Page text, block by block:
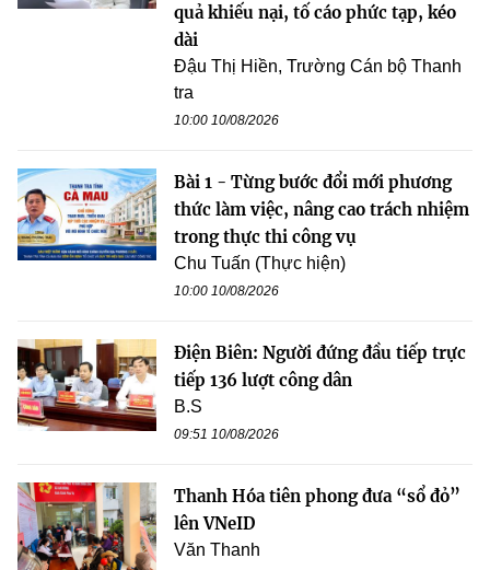
quả khiếu nại, tố cáo phức tạp, kéo
dài
Đậu Thị Hiền, Trường Cán bộ Thanh
tra
10:00 10/08/2026
Bài 1 - Từng bước đổi mới phương
thức làm việc, nâng cao trách nhiệm
trong thực thi công vụ
Chu Tuấn (Thực hiện)
10:00 10/08/2026
Điện Biên: Người đứng đầu tiếp trực
tiếp 136 lượt công dân
B.S
09:51 10/08/2026
Thanh Hóa tiên phong đưa “sổ đỏ”
lên VNeID
Văn Thanh